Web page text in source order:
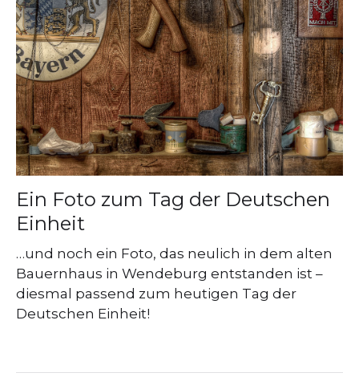
Ein Foto zum Tag der Deutschen
Einheit
…und noch ein Foto, das neulich in dem alten
Bauernhaus in Wendeburg entstanden ist –
diesmal passend zum heutigen Tag der
Deutschen Einheit!